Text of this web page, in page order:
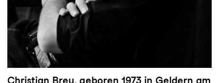
Christian Brey, geboren 1973 in Geldern am